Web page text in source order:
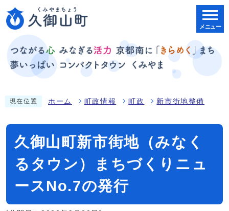
メニュー
現在位置 ホーム 町政情報 町政 新市街地整備
久御山町新市街地（みなく
るタウン）まちづくりニュ
ースNo.7の発行